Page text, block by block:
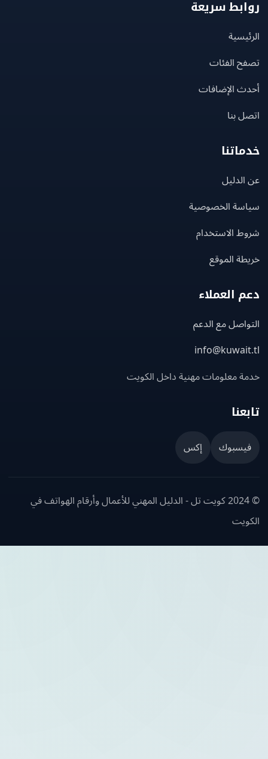
سريعة
الفئات
الإضافات
بنا
الخصوصية
الاستخدام
الموقع
العملاء
مع الدعم
معلومات مهنية داخل الكويت
إكس
© 2024 كويت تل - الدليل المهني للأعمال وأرقام الهواتف في